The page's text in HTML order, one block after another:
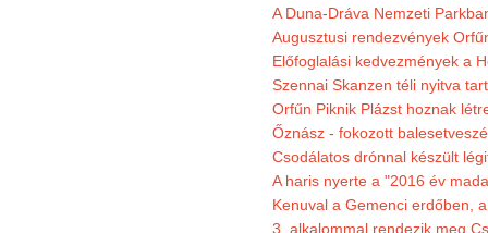
A Duna-Dráva Nemzeti
Augusztusi rendezvények
Előfoglalási kedvezmények a
Szennai Skanzen téli nyitva
Orfűn Piknik Plázst hoznak
Őznász - fokozott
Csodálatos drónnal készült
A haris nyerte a "2016 év
Kenuval a Gemenci erdőben,
3. alkalommal rendezik meg